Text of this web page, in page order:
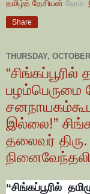
தமிழ்த் தேசியன் நேரம்:
Share
THURSDAY,
பழம்பெருமை
இல்லை!”
தலைவர்
“சிங்கப்பூரில்